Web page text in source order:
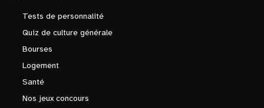
Tests de personnalité
Quiz de culture générale
Bourses
Logement
Santé
Nos jeux concours